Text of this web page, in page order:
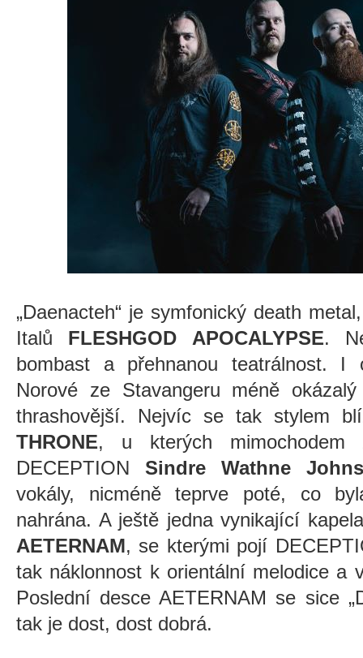
„Daenacteh“ je symfonický death
Italů FLESHGOD APOCALYPSE.
bombast a přehnanou teatrálnost.
Norové ze Stavangeru méně
thrashovější. Nejvíc se tak stylem
THRONE, u kterých mimochodem
DECEPTION Sindre Wathne
vokály, nicméně teprve poté, co
nahrána. A ještě jedna vynikající
AETERNAM, se kterými pojí
tak náklonnost k orientální melodice a
Poslední desce AETERNAM se sice
tak je dost, dost dobrá.